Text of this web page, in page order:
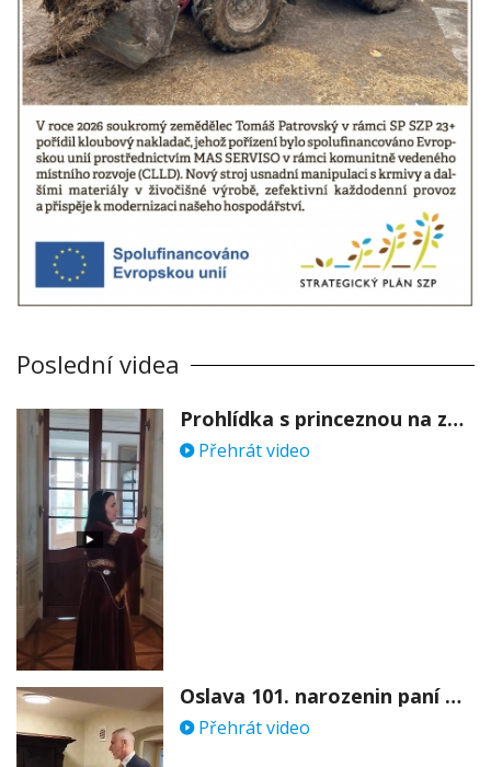
Poslední videa
Prohlídka s princeznou na zámku Stekník
Přehrát video
Oslava 101. narozenin paní Věry Skořepové
Přehrát video